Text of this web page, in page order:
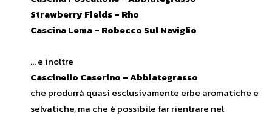
Strawberry Fields – Rho
Cascina Lema – Robecco Sul Naviglio
… e inoltre
Cascinello Caserino – Abbiategrasso
che produrrà quasi esclusivamente erbe aromatiche e
selvatiche, ma che è possibile far rientrare nel